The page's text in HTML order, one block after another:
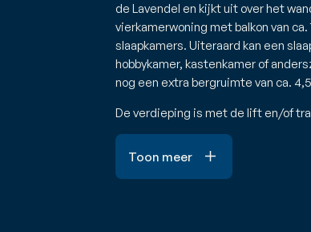
de Lavendel en kijkt uit over het
vierkamerwoning met balkon van
slaapkamers. Uiteraard kan een
hobbykamer, kastenkamer of
nog een extra bergruimte van ca.
De verdieping is met de lift en/of
Toon meer